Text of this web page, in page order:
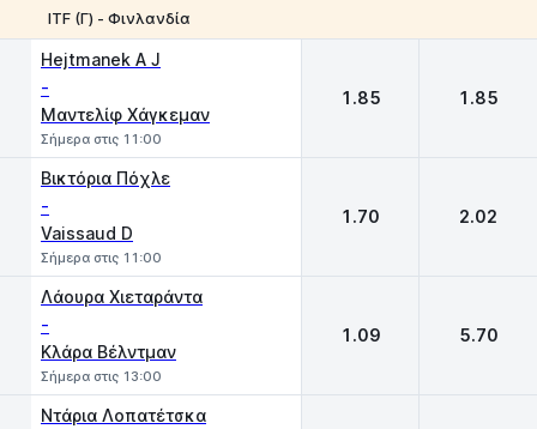
ΙTF (Γ) - Φινλανδία
Hejtmanek A J
-
Μαντελίφ Χάγκεμαν
Σήμερα στις 11:00
1.85 1.85
Βικτόρια Πόχλε
-
Vaissaud D
Σήμερα στις 11:00
1.70 2.02
Λάουρα Χιεταράντα
-
Κλάρα Βέλντμαν
Σήμερα στις 13:00
1.09 5.70
Ντάρια Λοπατέτσκα